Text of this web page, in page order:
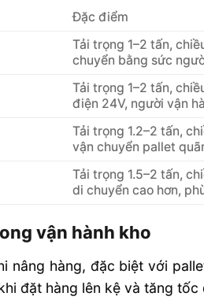
Đặc điểm
Tải trọng 1–2 tấn,
chuyển bằng sức
Tải trọng 1–2 tấn,
điện 24V, người vận
Tải trọng 1.2–2 tấn,
vận chuyển pallet
Tải trọng 1.5–2 tấn,
di chuyển cao hơn,
vận hành kho
hàng, đặc biệt với
đặt hàng lên kệ và tăng